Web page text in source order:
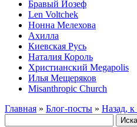
Бравый Йозеф
Len Voltchek
Нонна Мелехова
Ахилла
Киевская Русь
Наталия Король
Христианский Megapolis
Илья Мещеряков
Misanthropic Church
Главная » Блог-посты » Назад,